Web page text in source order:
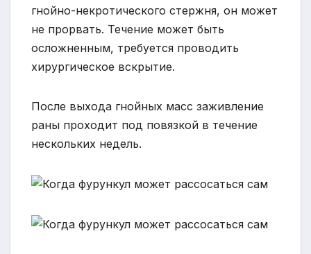
гнойно-некротического стержня, он может
не прорвать. Течение может быть
осложненным, требуется проводить
хирургическое вскрытие.
После выхода гнойных масс заживление
раны проходит под повязкой в течение
нескольких недель.